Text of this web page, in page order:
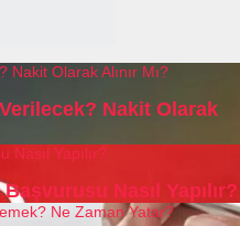
Nakit Olarak Alınır Mı?
Nakit Olarak
Nasıl Yapılır?
Başvurusu Nasıl Yapılır?
Ne Zaman Yatar?